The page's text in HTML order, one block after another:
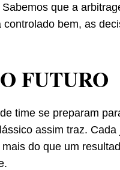
que a
bem, as
FUTURO
time se preparam
assim traz.
do que um